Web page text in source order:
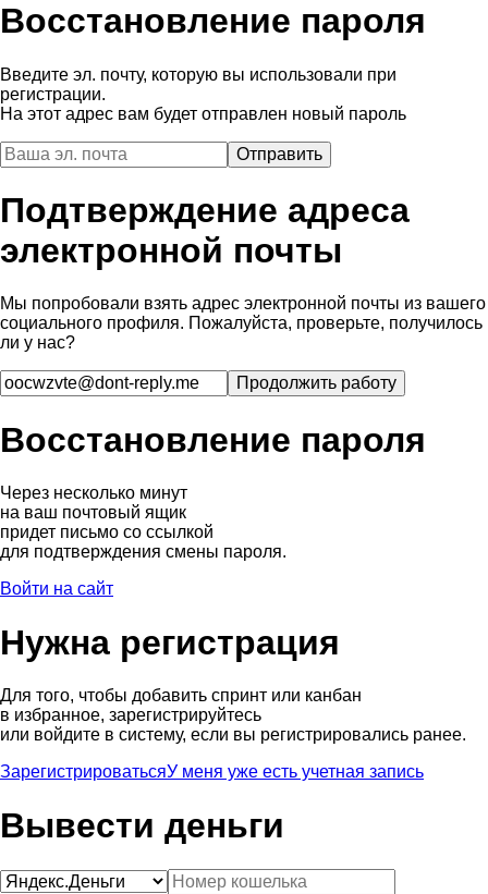
Восстановление пароля
Введите эл. почту, которую вы использовали при
регистрации.
На этот адрес вам будет отправлен новый пароль
Подтверждение адреса
электронной почты
Мы попробовали взять адрес электронной почты из вашего
социального профиля. Пожалуйста, проверьте, получилось
ли у нас?
Восстановление пароля
Через несколько минут
на ваш почтовый ящик
придет письмо со ссылкой
для подтверждения смены пароля.
Войти на сайт
Нужна регистрация
Для того, чтобы добавить спринт или канбан
в избранное, зарегистрируйтесь
или войдите в систему, если вы регистрировались ранее.
ЗарегистрироватьсяУ меня уже есть учетная запись
Вывести деньги